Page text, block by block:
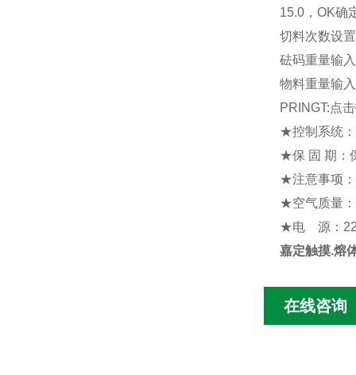
15.0，OK确
切料次数设
砝码重量输
物料重量输
PRINGT:点
★控制系统：
★保 固 期 ：
★注意事项 ：
★空气质量：
★电 源：
嘉定触摸.熔
在线咨询